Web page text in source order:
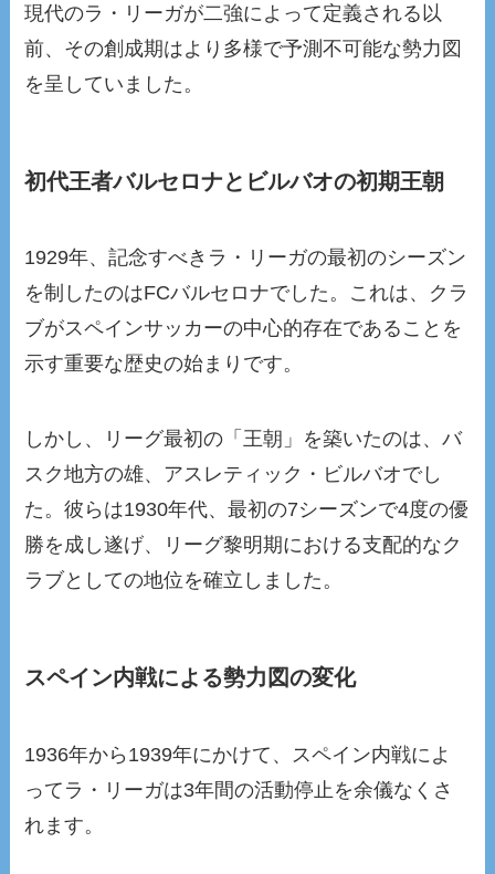
現代のラ・リーガが二強によって定義される以
前、その創成期はより多様で予測不可能な勢力図
を呈していました。
初代王者バルセロナとビルバオの初期王朝
1929年、記念すべきラ・リーガの最初のシーズン
を制したのはFCバルセロナでした。これは、クラ
ブがスペインサッカーの中心的存在であることを
示す重要な歴史の始まりです。
しかし、リーグ最初の「王朝」を築いたのは、バ
スク地方の雄、アスレティック・ビルバオでし
た。彼らは1930年代、最初の7シーズンで4度の優
勝を成し遂げ、リーグ黎明期における支配的なク
ラブとしての地位を確立しました。
スペイン内戦による勢力図の変化
1936年から1939年にかけて、スペイン内戦によ
ってラ・リーガは3年間の活動停止を余儀なくさ
れます。